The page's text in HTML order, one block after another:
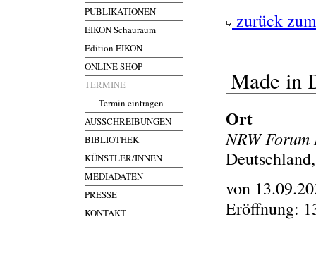
PUBLIKATIONEN
EIKON Schauraum
Edition EIKON
ONLINE SHOP
TERMINE
Termin eintragen
AUSSCHREIBUNGEN
BIBLIOTHEK
KÜNSTLER/INNEN
MEDIADATEN
PRESSE
KONTAKT
zurück
Made in
Ort
NRW
von
Eröffnung: